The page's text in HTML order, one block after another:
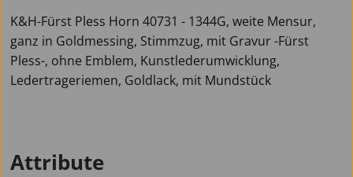
K&H-Fürst Pless Horn 40731 - 1344G, weite Mensur,
ganz in Goldmessing, Stimmzug, mit Gravur -Fürst
Pless-, ohne Emblem, Kunstlederumwicklung,
Ledertrageriemen, Goldlack, mit Mundstück
Attribute